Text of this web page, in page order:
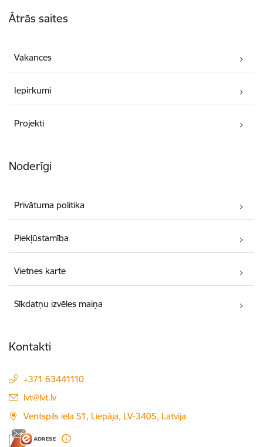
Ātrās saites
Vakances
Iepirkumi
Projekti
Noderīgi
Privātuma politika
Piekļūstamība
Vietnes karte
Sīkdatņu izvēles maiņa
Kontakti
+371 63441110
E-pasts:
lvt@lvt.lv
Ventspils iela 51, Liepāja, LV-3405, Latvija